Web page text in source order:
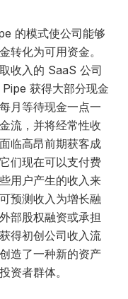
的模式使公司能够
转化为可用资金。
收入的 SaaS 公司
获得大部分现金
月等待现金一点一
流，并将经常性收
临高昂前期获客成
们现在可以支付费
用户产生的收入来
预测收入为增长融
部股权融资或承担
得初创公司收入流
造了一种新的资产
资者群体。